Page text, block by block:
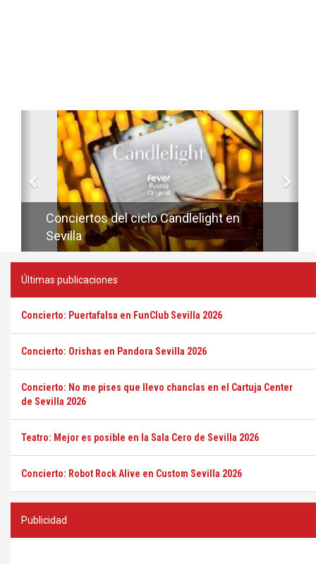
Conciertos del ciclo Candlelight en
Sevilla
Anterior
Últimas publicaciones
Concierto: Puertafalsa en FunClub Sevilla 2026
Concierto: Orishas en Pandora Sevilla 2026
Concierto: No me pises que llevo chanclas en el Cartuja Center
de Sevilla 2026
Teatro: Mejor es posible en la Sala Cero de Sevilla 2026
Concierto: Robot Rock Alive en Custom Sevilla 2026
Publicidad